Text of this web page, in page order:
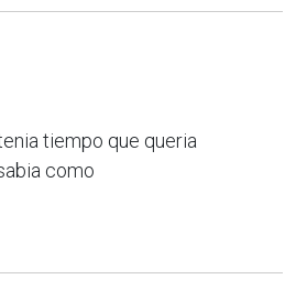
tiempo que queria
como